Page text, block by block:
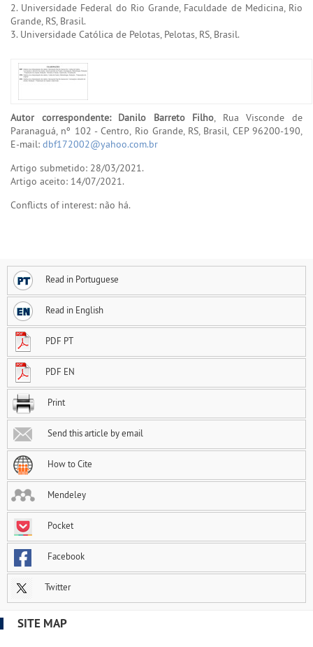
2. Universidade Federal do Rio Grande, Faculdade de Medicina, Rio
Grande, RS, Brasil.
3. Universidade Católica de Pelotas, Pelotas, RS, Brasil.
Autor correspondente: Danilo Barreto Filho, Rua Visconde de
Paranaguá, nº 102 - Centro, Rio Grande, RS, Brasil, CEP 96200-190,
E-mail: dbf172002@yahoo.com.br
Artigo submetido: 28/03/2021.
Artigo aceito: 14/07/2021.
Conflicts of interest: não há.
Read in Portuguese
Read in English
PDF PT
PDF EN
Print
Send this article by email
How to Cite
Mendeley
Pocket
Facebook
Twitter
SITE MAP